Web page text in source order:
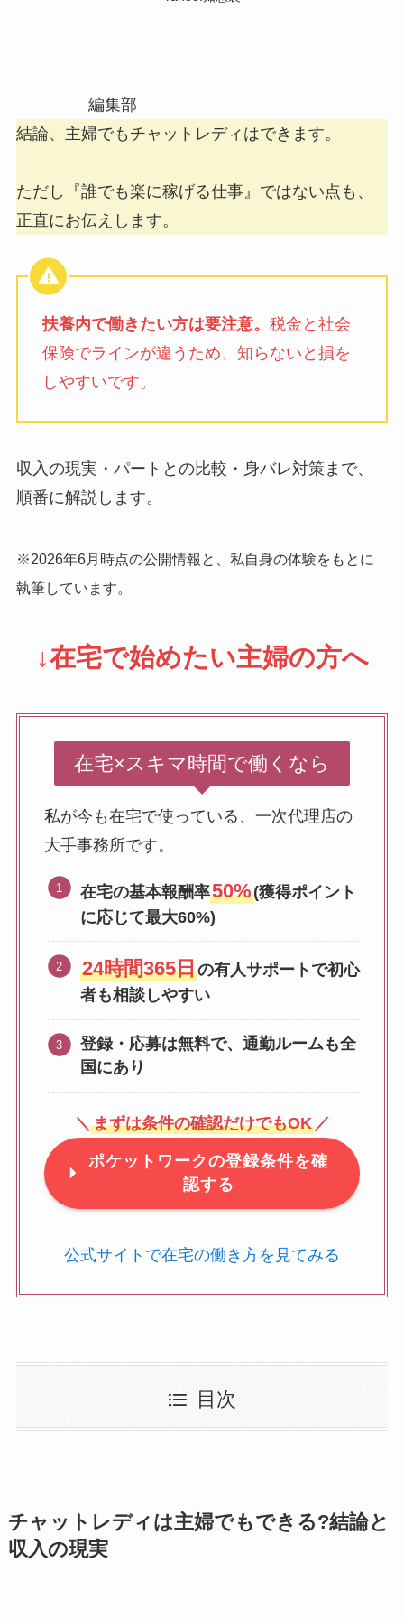
編集部
結論、主婦でもチャットレディはできます。
ただし『誰でも楽に稼げる仕事』ではない点も、
正直にお伝えします。
扶養内で働きたい方は要注意。 税金と社会
保険でラインが違うため、知らないと損を
しやすいです。
収入の現実・パートとの比較・身バレ対策まで、
順番に解説します。
※2026年6月時点の公開情報と、私自身の体験をもとに
執筆しています。
↓在宅で始めたい主婦の方へ
在宅×スキマ時間で働くなら
私が今も在宅で使っている、一次代理店の
大手事務所です。
在宅の基本報酬率50%(獲得ポイント
に応じて最大60%)
24時間365日の有人サポートで初心
者も相談しやすい
登録・応募は無料で、通勤ルームも全
国にあり
＼ まずは条件の確認だけでもOK／
ポケットワークの登録条件を確
認する
公式サイトで在宅の働き方を見てみる
目次
チャットレディは主婦でもできる?結論と
収入の現実